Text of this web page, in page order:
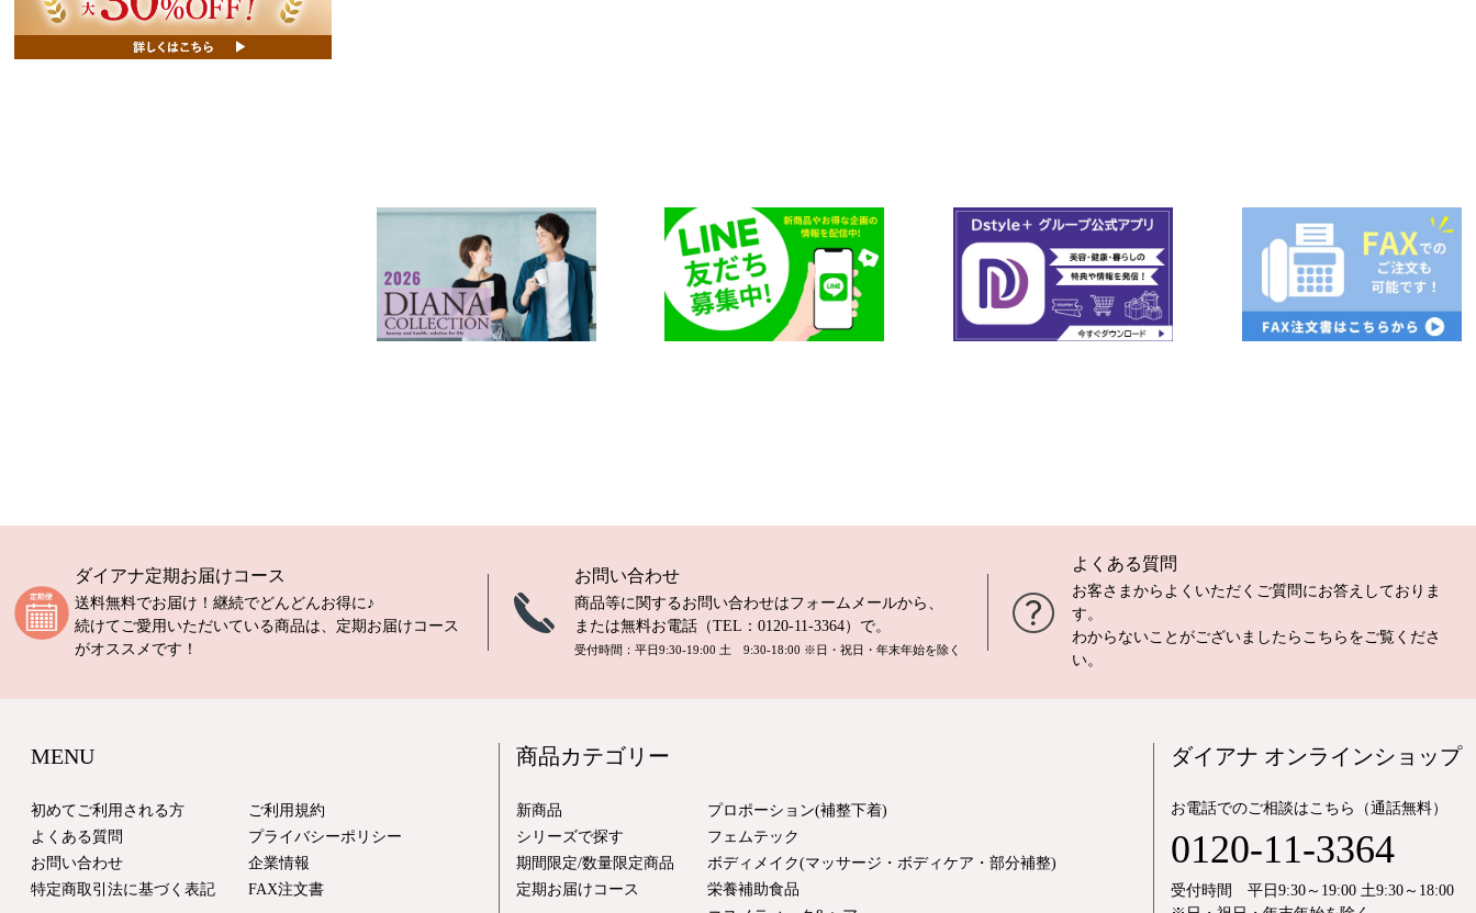
ダイアナ定期お届けコース
送料無料でお届け！継続でどんどんお得に♪
続けてご愛用いただいている商品は、定期お届けコース
がオススメです！
お問い合わせ
商品等に関するお問い合わせはフォームメールから、
または無料お電話（TEL： 0120-11-3364）で。
受付時間：平日9:30-19:00 土 9:30-18:00 ※日・祝日・年末年始を除く
よくある質問
お客さまからよくいただくご質問にお答えしておりま
す。
わからないことがございましたら こちら をご覧くださ
い。
MENU
初めてご利用される方
よくある質問
お問い合わせ
特定商取引法に基づく表記
ご利用規約
プライバシーポリシー
企業情報
FAX注文書
商品カテゴリー
新商品
シリーズで探す
期間限定/数量限定商品
定期お届けコース
プロポーション(補整下着)
フェムテック
ボディメイク(マッサージ・ボディケア・部分補整)
栄養補助食品
ダイアナ オンラインショップ
お電話でのご相談はこちら（通話無料）
0120-11-3364
受付時間 平日9:30～19:00 土9:30～18:00